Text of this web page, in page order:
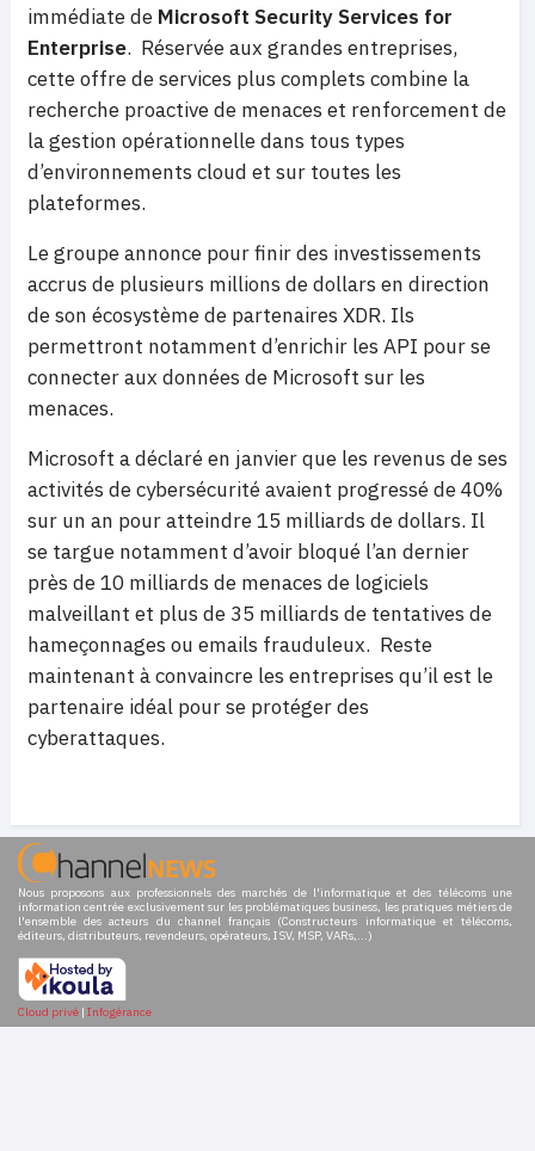
immédiate de Microsoft Security Services for
Enterprise. Réservée aux grandes entreprises,
cette offre de services plus complets combine la
recherche proactive de menaces et renforcement de
la gestion opérationnelle dans tous types
d’environnements cloud et sur toutes les
plateformes.
Le groupe annonce pour finir des investissements
accrus de plusieurs millions de dollars en direction
de son écosystème de partenaires XDR. Ils
permettront notamment d’enrichir les API pour se
connecter aux données de Microsoft sur les
menaces.
Microsoft a déclaré en janvier que les revenus de ses
activités de cybersécurité avaient progressé de 40%
sur un an pour atteindre 15 milliards de dollars. Il
se targue notamment d’avoir bloqué l’an dernier
près de 10 milliards de menaces de logiciels
malveillant et plus de 35 milliards de tentatives de
hameçonnages ou emails frauduleux. Reste
maintenant à convaincre les entreprises qu’il est le
partenaire idéal pour se protéger des
cyberattaques.
Nous proposons aux professionnels des marchés de l'informatique et des télécoms une
information centrée exclusivement sur les problématiques business, les pratiques métiers de
l'ensemble des acteurs du channel français (Constructeurs informatique et télécoms,
éditeurs, distributeurs, revendeurs, opérateurs, ISV, MSP, VARs,...)
Cloud privé | Infogérance